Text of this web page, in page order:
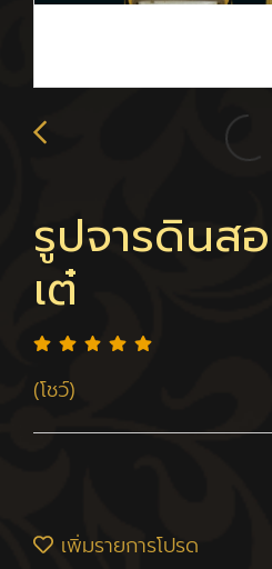
รูปจารดินส
เต๋
(โชว์)
เพิ่มรายการโปรด